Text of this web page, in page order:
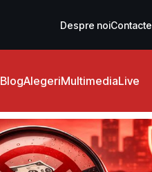
Despre noiContacte
BlogAlegeriMultimediaLive